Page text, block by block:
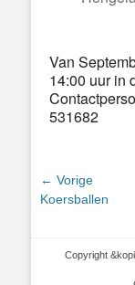
Van
14:00 uur in
531682
Bericht
navigatie
← Vorige
Vorig
Koersballen
Copyright